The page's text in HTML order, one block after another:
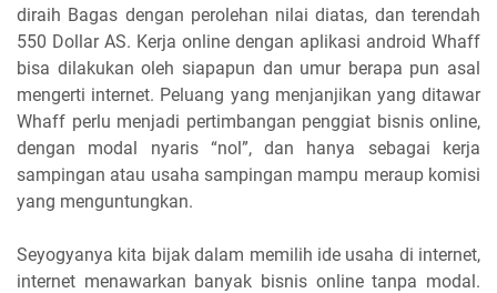
diraih Bagas dengan perolehan nilai diatas, dan terendah
550 Dollar AS. Kerja online dengan aplikasi android Whaff
bisa dilakukan oleh siapapun dan umur berapa pun asal
mengerti internet. Peluang yang menjanjikan yang ditawar
Whaff perlu menjadi pertimbangan penggiat bisnis online,
dengan modal nyaris “nol”, dan hanya sebagai kerja
sampingan atau usaha sampingan mampu meraup komisi
yang menguntungkan.
Seyogyanya kita bijak dalam memilih ide usaha di internet,
internet menawarkan banyak bisnis online tanpa modal.